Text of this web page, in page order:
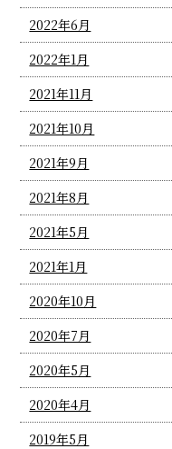
2022年6月
2022年1月
2021年11月
2021年10月
2021年9月
2021年8月
2021年5月
2021年1月
2020年10月
2020年7月
2020年5月
2020年4月
2019年5月